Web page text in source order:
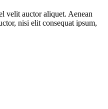
velit auctor aliquet. Aenean
nisi elit consequat ipsum,